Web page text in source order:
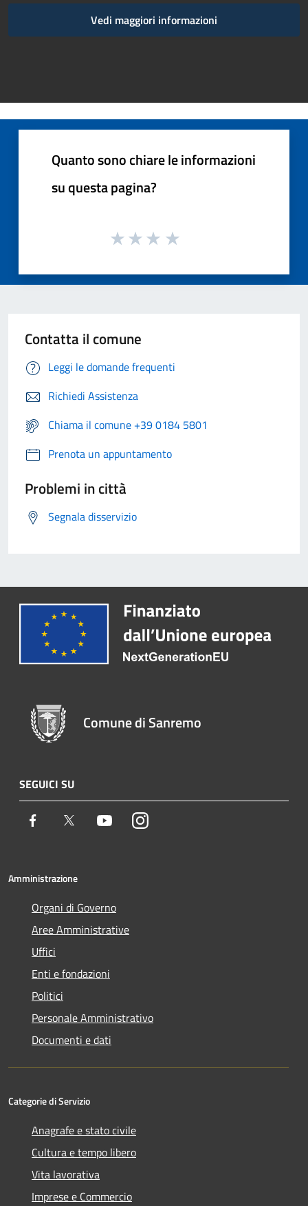
Vedi maggiori informazioni
Quanto sono chiare le informazioni
su questa pagina?
Contatta il comune
Leggi le domande frequenti
Richiedi Assistenza
Chiama il comune +39 0184 5801
Prenota un appuntamento
Problemi in città
Segnala disservizio
Comune di Sanremo
SEGUICI SU
Facebook Twitter YoutubeInstagram
Amministrazione
Organi di Governo
Aree Amministrative
Uffici
Enti e fondazioni
Politici
Personale Amministrativo
Documenti e dati
Categorie di Servizio
Anagrafe e stato civile
Cultura e tempo libero
Vita lavorativa
Imprese e Commercio